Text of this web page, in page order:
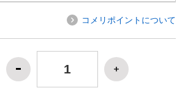
コメリポイントについて